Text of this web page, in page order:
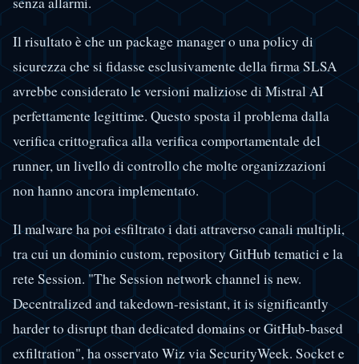
Il risultato è che un package manager o una policy di
sicurezza che si fidasse esclusivamente della firma SLSA
avrebbe considerato le versioni maliziose di Mistral AI
perfettamente legittime. Questo sposta il problema dalla
verifica crittografica alla verifica comportamentale del
runner, un livello di controllo che molte organizzazioni
non hanno ancora implementato.
Il malware ha poi esfiltrato i dati attraverso canali multipli,
tra cui un dominio custom, repository GitHub tematici e la
rete Session. "The Session network channel is new.
Decentralized and takedown-resistant, it is significantly
harder to disrupt than dedicated domains or GitHub-based
exfiltration", ha osservato Wiz via SecurityWeek. Socket e